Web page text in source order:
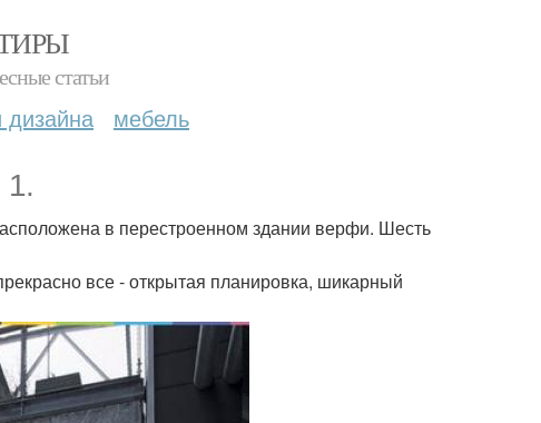
статьи
дизайна мебель
1.
в перестроенном здании верфи. Шесть
все - открытая планировка, шикарный